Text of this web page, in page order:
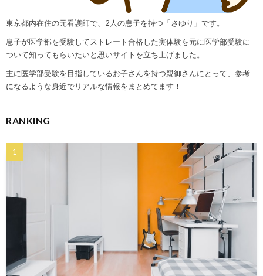
東京都内在住の元看護師で、2人の息子を持つ「さゆり」です。
息子が医学部を受験してストレート合格した実体験を元に医学部受験に
ついて知ってもらいたいと思いサイトを立ち上げました。
主に医学部受験を目指しているお子さんを持つ親御さんにとって、参考
になるような身近でリアルな情報をまとめてます！
RANKING